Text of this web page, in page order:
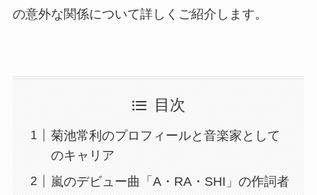
の意外な関係について詳しくご紹介します。
目次
菊池常利のプロフィールと音楽家として
のキャリア
嵐のデビュー曲「A・RA・SHI」の作詞者